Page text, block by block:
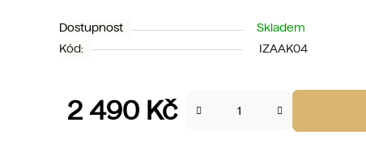
Dostupnost
Skladem
Kód:
IZAAK04
2 490 Kč